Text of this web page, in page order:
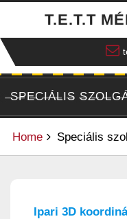
content
T.E.T.T
SPECIÁLIS
Home Speciális
Ipari 3D